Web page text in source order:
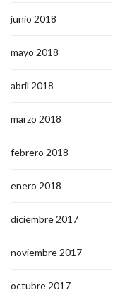
junio 2018
mayo 2018
abril 2018
marzo 2018
febrero 2018
enero 2018
diciembre 2017
noviembre 2017
octubre 2017